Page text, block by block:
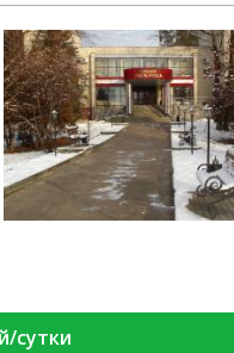
сутки